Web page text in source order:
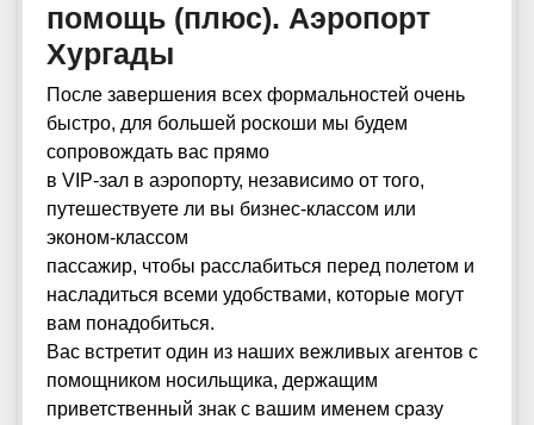
помощь (плюс). Аэропорт
Хургады
После завершения всех формальностей очень
быстро, для большей роскоши мы будем
сопровождать вас прямо
в VIP-зал в аэропорту, независимо от того,
путешествуете ли вы бизнес-классом или
эконом-классом
пассажир, чтобы расслабиться перед полетом и
насладиться всеми удобствами, которые могут
вам понадобиться.
Вас встретит один из наших вежливых агентов с
помощником носильщика, держащим
приветственный знак с вашим именем сразу